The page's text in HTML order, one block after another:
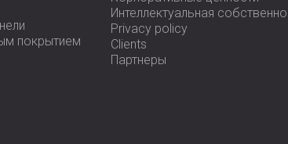
покрытием
Интеллектуальная
Privacy policy
Clients
Партнеры